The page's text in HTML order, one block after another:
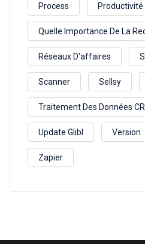
Process Productivité
Quelle Importance De La
Réseaux D'affaires
Scanner Sellsy
Traitement Des Données
Update Glibl Version
Zapier